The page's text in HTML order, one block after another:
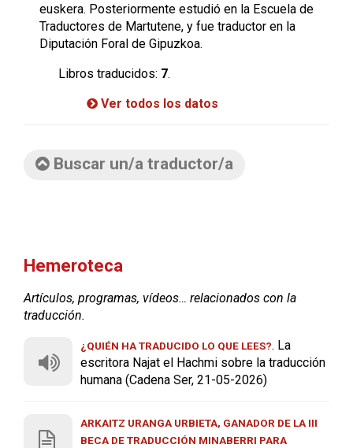
euskera. Posteriormente estudió en la Escuela de
Traductores de Martutene, y fue traductor en la
Diputación Foral de Gipuzkoa.
Libros traducidos: 7.
Ver todos los datos
Buscar un/a traductor/a
Hemeroteca
Artículos, programas, vídeos… relacionados con la
traducción.
¿QUIÉN HA TRADUCIDO LO QUE LEES?. La
escritora Najat el Hachmi sobre la traducción
humana (Cadena Ser, 21-05-2026)
ARKAITZ URANGA URBIETA, GANADOR DE LA III
BECA DE TRADUCCIÓN MINABERRI PARA